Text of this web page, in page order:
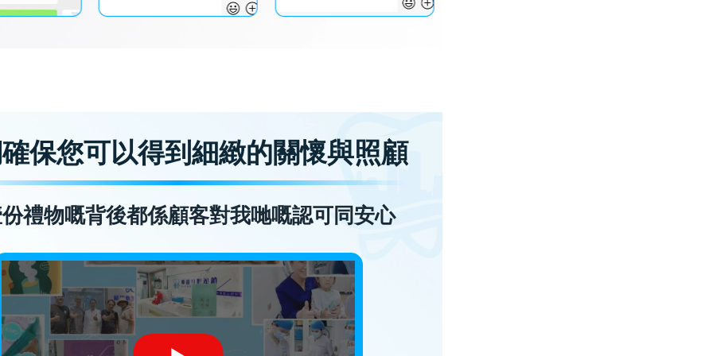
保您可以得到細緻的關懷與照顧
禮物嘅背後都係顧客對我哋嘅認可同安心